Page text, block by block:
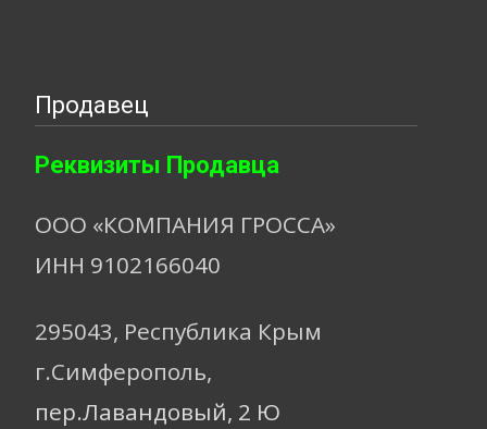
Продавец
Реквизиты Продавца
ООО «КОМПАНИЯ ГРОССА»
ИНН 9102166040
295043, Республика Крым
г.Симферополь,
пер.Лавандовый, 2 Ю